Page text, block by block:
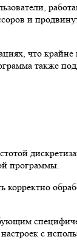
и
что
также
программы.
с